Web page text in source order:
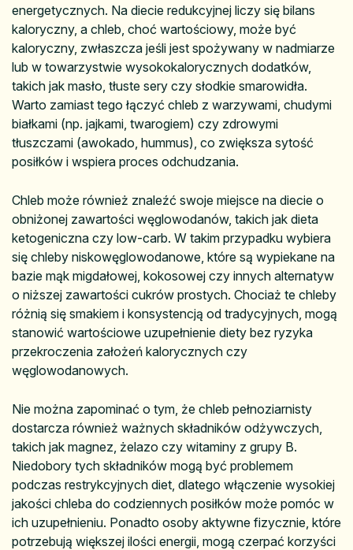
energetycznych. Na diecie redukcyjnej liczy się bilans
kaloryczny, a chleb, choć wartościowy, może być
kaloryczny, zwłaszcza jeśli jest spożywany w nadmiarze
lub w towarzystwie wysokokalorycznych dodatków,
takich jak masło, tłuste sery czy słodkie smarowidła.
Warto zamiast tego łączyć chleb z warzywami, chudymi
białkami (np. jajkami, twarogiem) czy zdrowymi
tłuszczami (awokado, hummus), co zwiększa sytość
posiłków i wspiera proces odchudzania.
Chleb może również znaleźć swoje miejsce na diecie o
obniżonej zawartości węglowodanów, takich jak dieta
ketogeniczna czy low-carb. W takim przypadku wybiera
się chleby niskowęglowodanowe, które są wypiekane na
bazie mąk migdałowej, kokosowej czy innych alternatyw
o niższej zawartości cukrów prostych. Chociaż te chleby
różnią się smakiem i konsystencją od tradycyjnych, mogą
stanowić wartościowe uzupełnienie diety bez ryzyka
przekroczenia założeń kalorycznych czy
węglowodanowych.
Nie można zapominać o tym, że chleb pełnoziarnisty
dostarcza również ważnych składników odżywczych,
takich jak magnez, żelazo czy witaminy z grupy B.
Niedobory tych składników mogą być problemem
podczas restrykcyjnych diet, dlatego włączenie wysokiej
jakości chleba do codziennych posiłków może pomóc w
ich uzupełnieniu. Ponadto osoby aktywne fizycznie, które
potrzebują większej ilości energii, mogą czerpać korzyści